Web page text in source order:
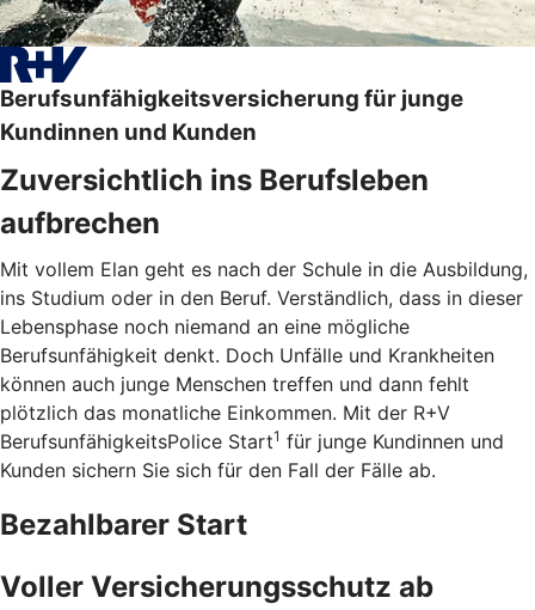
Berufsunfähigkeitsversicherung für junge
Kundinnen und Kunden
Zuversichtlich ins Berufsleben
aufbrechen
Mit vollem Elan geht es nach der Schule in die Ausbildung,
ins Studium oder in den Beruf. Verständlich, dass in dieser
Lebensphase noch niemand an eine mögliche
Berufsunfähigkeit denkt. Doch Unfälle und Krankheiten
können auch junge Menschen treffen und dann fehlt
plötzlich das monatliche Einkommen. Mit der R+V
BerufsunfähigkeitsPolice Start1 für junge Kundinnen und
Kunden sichern Sie sich für den Fall der Fälle ab.
Bezahlbarer Start
Voller Versicherungsschutz ab